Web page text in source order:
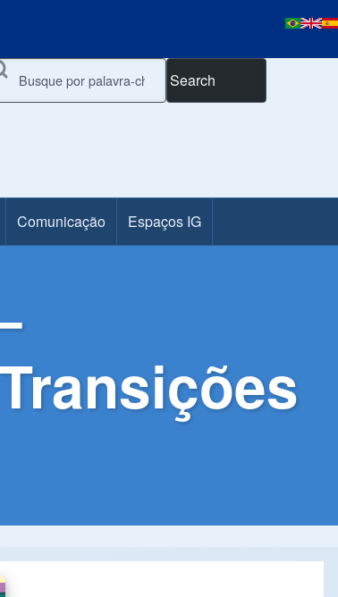
Comunicação Espaços IG